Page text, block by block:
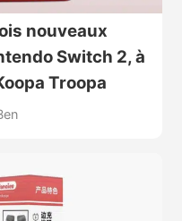
nouveaux
Switch 2, à
Troopa